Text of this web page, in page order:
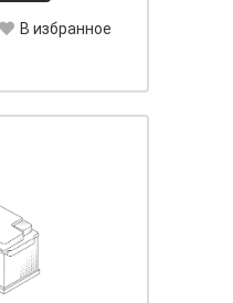
В избранное